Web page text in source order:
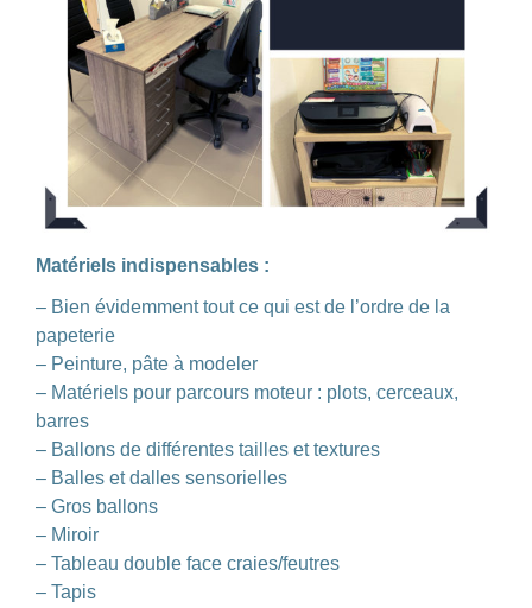
Matériels indispensables :
– Bien évidemment tout ce qui est de l’ordre de la
papeterie
– Peinture, pâte à modeler
– Matériels pour parcours moteur : plots, cerceaux,
barres
– Ballons de différentes tailles et textures
– Balles et dalles sensorielles
– Gros ballons
– Miroir
– Tableau double face craies/feutres
– Tapis